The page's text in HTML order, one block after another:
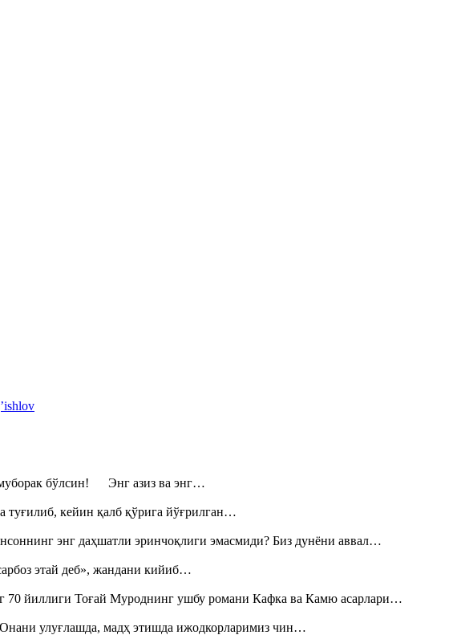
муборак бўлсин! Энг азиз ва энг…
кейин қалб қўрига йўғрилган…
энг даҳшатли эринчоқлиги эмасмиди? Биз дунёни аввал…
этай деб», жандани кийиб…
70 йиллиги Тоғай Муроднинг ушбу романи Кафка ва Камю асарлари…
Онани улуғлашда, мадҳ этишда ижодкорларимиз чин…